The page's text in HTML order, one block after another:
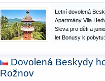
Letní dovolená
Apartmány Vila
Sleva pro děti a
let Bonusy k
a expozice.
zdarma Sleva
Dovolená Beskydy
Rožnov